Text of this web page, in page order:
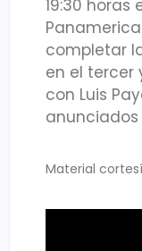
19:30 horas
completar
en el tercer
con Luis
Material